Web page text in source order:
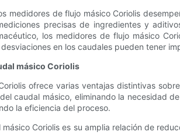
medidores de flujo másico Coriolis
precisas de ingredientes y
los medidores de flujo másico
en los caudales pueden tener
másico Coriolis
ofrece varias ventajas distintivas
caudal másico, eliminando la necesidad
la eficiencia del proceso.
Coriolis es su amplia relación de